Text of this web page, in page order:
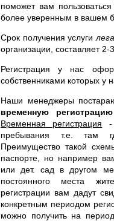
поможет вам
более уверенным в вашем
Срок получения услуги
организации, составляет
Регистрация у нас
собственниками которых у
Наши менеджеры
временную
Временная регистрация -
пребывания т.е. там
Преимущество такой
паспорте, но например
или дет. сад в другом
постоянного места
регистрации вам дадут
конкретным периодом
можно получить на